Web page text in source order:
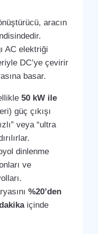
aracın
AC elektriği
DC’ye çevirir
basar.
50 kW ile
güç çıkışı
veya “ultra
dinlenme
ve
%20’den
içinde